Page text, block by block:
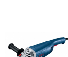
heble